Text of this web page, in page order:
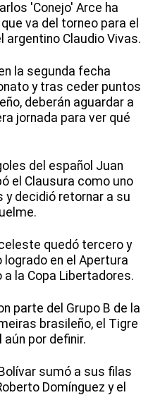
'Conejo' Arce ha
va del torneo para el
argentino Claudio Vivas.
la segunda fecha
y tras ceder puntos
deberán aguardar a
jornada para ver qué
del español Juan
el Clausura como uno
decidió retornar a su
quedó tercero y
en el Apertura
a la Copa Libertadores.
parte del Grupo B de la
brasileño, el Tigre
por definir.
sumó a sus filas
Domínguez y el